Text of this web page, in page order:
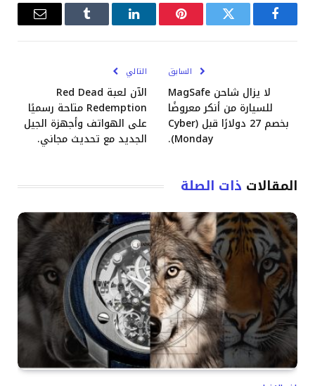
فيسبوكتويتر بينتيريستلينكدإن Tumblrالبريد
السابق
لا يزال شاحن MagSafe
للسيارة من أنكر معروضًا
بخصم 27 دولارًا قبل (Cyber
Monday).
التالي
الآن لعبة Red Dead
Redemption متاحة رسميًا
على الهواتف وأجهزة الجيل
الجديد مع تحديث مجاني.
المقالات ذات الصلة